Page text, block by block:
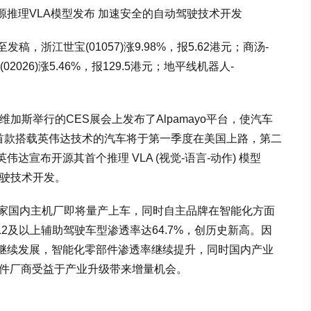
推理VLA模型发布 加速安全的自动驾驶技术开发
稿，浙江世宝(01057)涨9.98%，报5.62港元；商汤-
涨5.46%，报129.5港元；地平线机器人-
加斯举行的CES展会上发布了Alpamayo平台，使汽车
搭载英伟达技术的汽车将于第一季度在美国上路，第二
达宣布开源其首个推理 VLA (视觉-语言-动作) 模型
技术开发。
国内主机厂即将量产上车，同时自主品牌在智能化方面
以上辅助驾驶车型渗透率达64.7%，创历史新高。因
发展，智能化零部件渗透率继续提升，同时国内产业
厂商受益于产业升级带来增量机会。